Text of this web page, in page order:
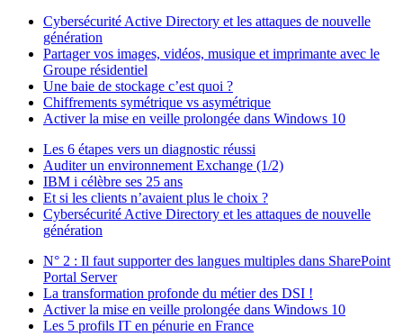
Cybersécurité Active Directory et les attaques de nouvelle
génération
Partager vos images, vidéos, musique et imprimante avec le
Groupe résidentiel
Une baie de stockage c’est quoi ?
Chiffrements symétrique vs asymétrique
Activer la mise en veille prolongée dans Windows 10
Les 6 étapes vers un diagnostic réussi
Auditer un environnement Exchange (1/2)
IBM i célèbre ses 25 ans
Et si les clients n’avaient plus le choix ?
Cybersécurité Active Directory et les attaques de nouvelle
génération
N° 2 : Il faut supporter des langues multiples dans SharePoint
Portal Server
La transformation profonde du métier des DSI !
Activer la mise en veille prolongée dans Windows 10
Les 5 profils IT en pénurie en France